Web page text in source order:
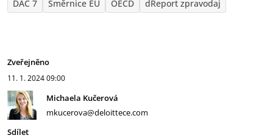
DAC 7 Směrnice EU OECD dReport zpravodaj
Zveřejněno
11. 1. 202409:00
Michaela Kučerová
mkucerova@deloittece.com
Sdílet